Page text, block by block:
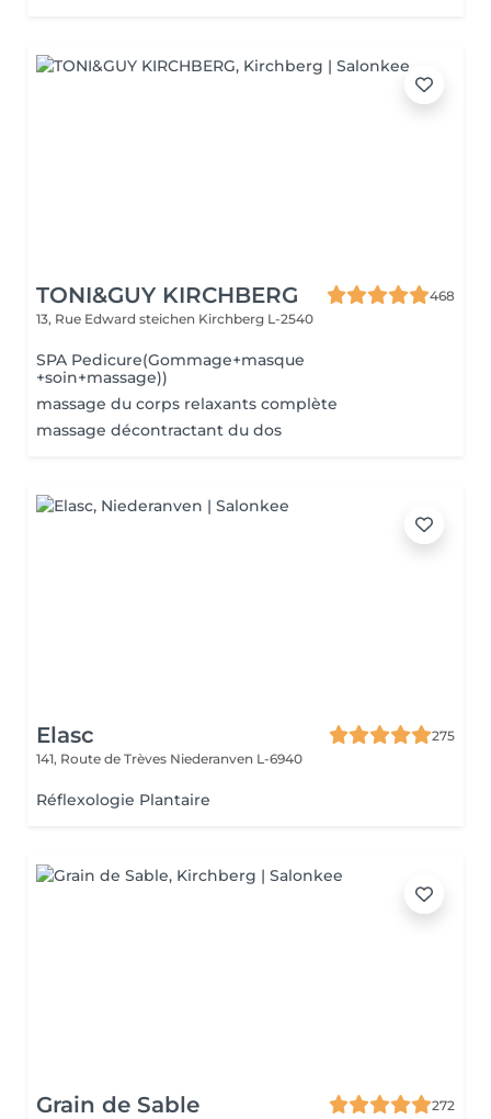
TONI&GUY KIRCHBERG
468
13, Rue Edward steichen Kirchberg L-2540
SPA Pedicure(Gommage+masque
+soin+massage))
massage du corps relaxants complète
massage décontractant du dos
Elasc
275
141, Route de Trèves Niederanven L-6940
Réflexologie Plantaire
Grain de Sable
272